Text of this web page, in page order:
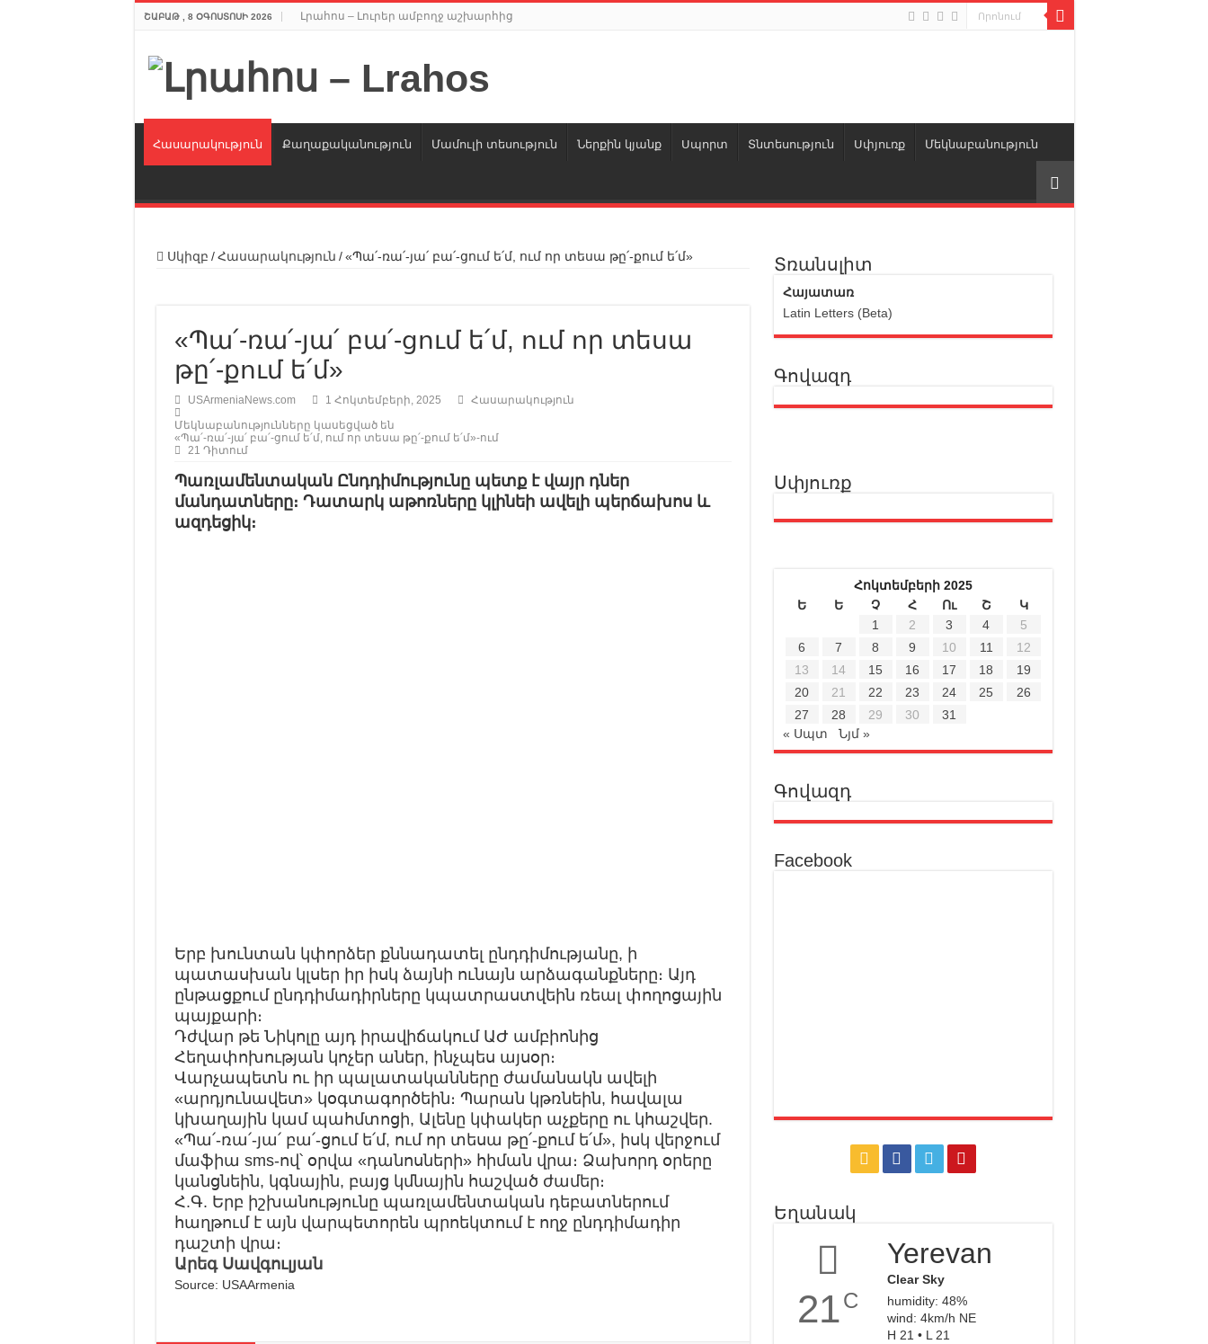
ՇԱԲԱԹ , 8 ՕԳՈՍՏՈՍԻ 2026 Լրահոս – Լուրեր ամբողջ աշխարհից
Հասարակություն Քաղաքականություն Մամուլի տեսություն Ներքին կյանք Սպորտ Տնտեսություն Սփյուռք Մեկնաբանություն
Սկիզբ / Հասարակություն / «Պա՛-ռա՛-յա՛ բա՛-ցում ե՛մ, ում որ տեսա թը՛-քում ե՛մ»
«Պա՛-ռա՛-յա՛ բա՛-ցում ե՛մ, ում որ տեսա
թը՛-քում ե՛մ»
USArmeniaNews.com 1 Հոկտեմբերի, 2025
Հասարակություն
Մեկնաբանությունները կասեցված են
«Պա՛-ռա՛-յա՛ բա՛-ցում ե՛մ, ում որ տեսա թը՛-քում ե՛մ»-ում
21 Դիտում
Պառլամենտական Ընդդիմությունը պետք է վայր դներ
մանդատները։ Դատարկ աթոռները կլինեի ավելի պերճախոս և
ազդեցիկ։
Երբ խունտան կփորձեր քննադատել ընդդիմությանը, ի
պատասխան կլսեր իր իսկ ձայնի ունայն արձագանքները։ Այդ
ընթացքում ընդդիմադիրները կպատրաստվեին ռեալ փողոցային
պայքարի։
Դժվար թե Նիկոլը այդ իրավիճակում ԱԺ ամբիոնից
Հեղափոխության կոչեր աներ, ինչպես այսօր։
Վարչապետն ու իր պալատականները ժամանակն ավելի
«արդյունավետ» կօգտագործեին։ Պարան կթռնեին, հավալա
կխաղային կամ պահմտոցի, Ալենը կփակեր աչքերը ու կհաշվեր.
«Պա՛-ռա՛-յա՛ բա՛-ցում ե՛մ, ում որ տեսա թը՛-քում ե՛մ», իսկ վերջում
մաֆիա sms-ով՝ օրվա «դանոսների» հիման վրա։ Ձախորդ օրերը
կանցնեին, կգնային, բայց կմնային հաշված ժամեր։
Հ.Գ. Երբ իշխանությունը պառլամենտական դեբատներում
հաղթում է այն վարպետորեն պրոեկտում է ողջ ընդդիմադիր
դաշտի վրա։
Արեգ Սավգուլյան
Source: USAArmenia
Տռանսլիտ
Հայատառ
Latin Letters (Beta)
Գովազդ
Սփյուռք
Հոկտեմբերի 2025
Ե
Ե Չ Հ Ու Շ
Կ
1
2 3 4
5
6
7 8 9 10 11
12
13
14 15 16 17 18
19
20
21 22 23 24 25
26
27
28 29 30
31
« Սպտ
Նյմ »
Գովազդ
Facebook
Եղանակ
21C
Yerevan
Clear Sky
humidity: 48%
wind: 4km/h NE
H 21 • L 21